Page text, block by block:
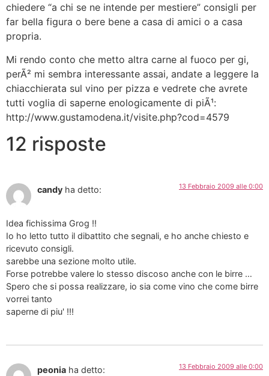
chiedere “a chi se ne intende per mestiere” consigli per
far bella figura o bere bene a casa di amici o a casa
propria.
Mi rendo conto che metto altra carne al fuoco per gi,
perÃ² mi sembra interessante assai, andate a leggere la
chiacchierata sul vino per pizza e vedrete che avrete
tutti voglia di saperne enologicamente di piÃ¹:
http://www.gustamodena.it/visite.php?cod=4579
12 risposte
candy ha detto: 13 Febbraio 2009 alle 0:00
Idea fichissima Grog !!
Io ho letto tutto il dibattito che segnali, e ho anche chiesto e
ricevuto consigli.
sarebbe una sezione molto utile.
Forse potrebbe valere lo stesso discoso anche con le birre …
Spero che si possa realizzare, io sia come vino che come birre
vorrei tanto
saperne di piu' !!!
peonia ha detto: 13 Febbraio 2009 alle 0:00